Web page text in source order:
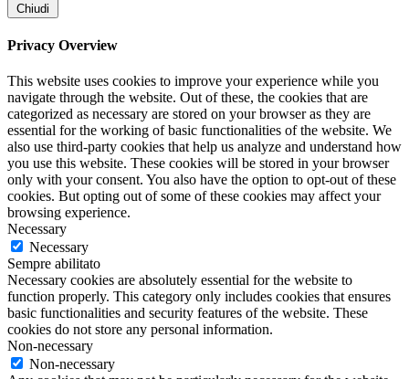
Chiudi
Privacy Overview
This website uses cookies to improve your experience while you
navigate through the website. Out of these, the cookies that are
categorized as necessary are stored on your browser as they are
essential for the working of basic functionalities of the website. We
also use third-party cookies that help us analyze and understand how
you use this website. These cookies will be stored in your browser
only with your consent. You also have the option to opt-out of these
cookies. But opting out of some of these cookies may affect your
browsing experience.
Necessary
Necessary
Sempre abilitato
Necessary cookies are absolutely essential for the website to
function properly. This category only includes cookies that ensures
basic functionalities and security features of the website. These
cookies do not store any personal information.
Non-necessary
Non-necessary